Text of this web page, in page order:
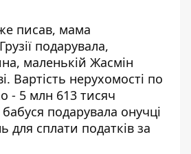
писав, мама
подарувала,
маленькій Жасмін
. Вартість нерухомості по
- 5 млн 613 тисяч
подарувала онучці
для сплати податків за